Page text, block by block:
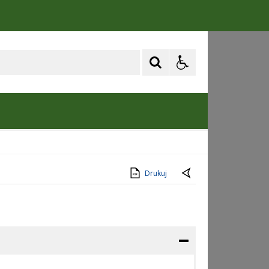
Drukuj